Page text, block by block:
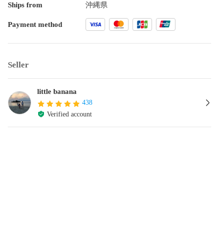
Ships from 沖縄県
Payment method
Seller
little banana
438
Verified account